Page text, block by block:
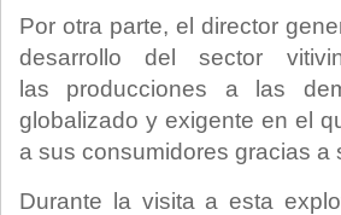
Por otra parte, el director
desarrollo del sector
las producciones a las
globalizado y exigente en el
a sus consumidores gracias a
Durante la visita a esta